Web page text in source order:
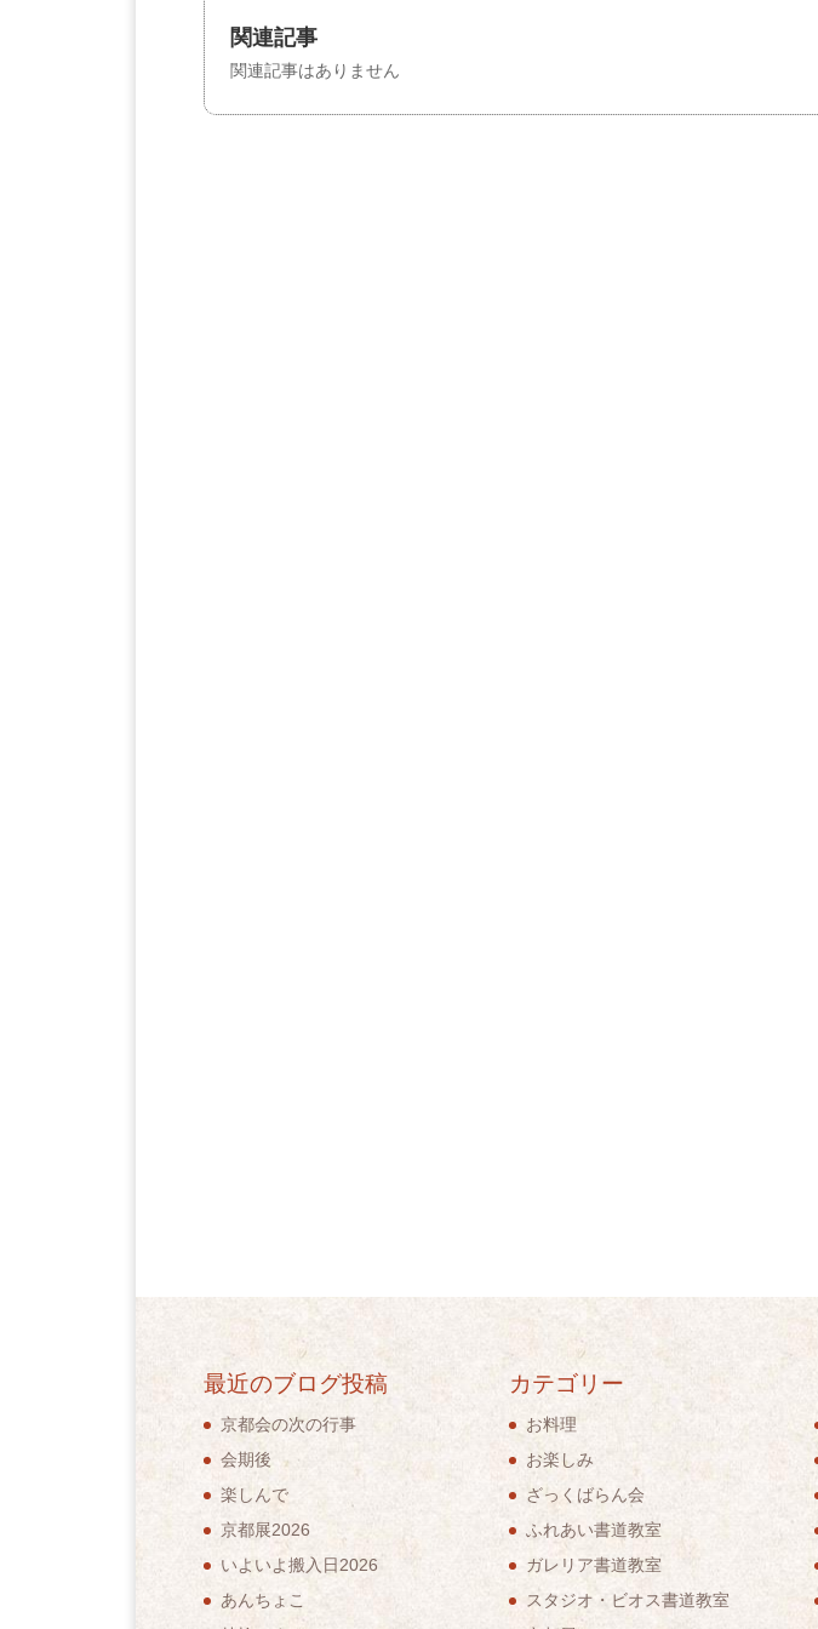
関連記事
関連記事はありません
最近のブログ投稿
京都会の次の行事
会期後
楽しんで
京都展2026
いよいよ搬入日2026
あんちょこ
カテゴリー
お料理
お楽しみ
ざっくばらん会
ふれあい書道教室
ガレリア書道教室
スタジオ・ビオス書道教室